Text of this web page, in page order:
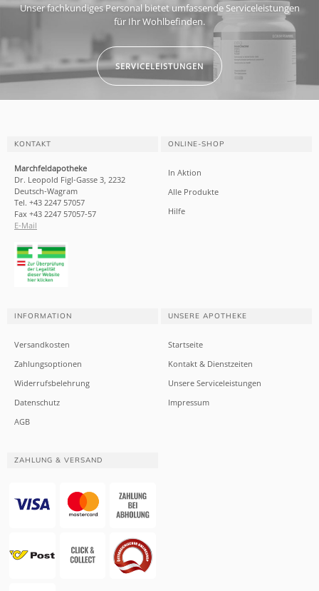
Unser fachkundiges Personal bietet umfassende Serviceleistungen
für Ihr Wohlbefinden.
SERVICELEISTUNGEN
KONTAKT
Marchfeldapotheke
Dr. Leopold Figl-Gasse 3, 2232
Deutsch-Wagram
Tel. +43 2247 57057
Fax +43 2247 57057-57
E-Mail
ONLINE-SHOP
In Aktion
Alle Produkte
Hilfe
INFORMATION
Versandkosten
Zahlungsoptionen
Widerrufsbelehrung
Datenschutz
AGB
UNSERE APOTHEKE
Startseite
Kontakt & Dienstzeiten
Unsere Serviceleistungen
Impressum
ZAHLUNG & VERSAND